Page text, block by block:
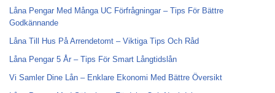
Låna Pengar Med Många UC Förfrågningar – Tips För Bättre
Godkännande
Låna Till Hus På Arrendetomt – Viktiga Tips Och Råd
Låna Pengar 5 År – Tips För Smart Långtidslån
Vi Samler Dine Lån – Enklare Ekonomi Med Bättre Översikt